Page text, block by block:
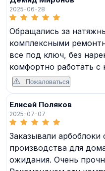
2025-06-28
Обращались за
комплексными
все под ключ, без
комфортно работать с
Пожаловаться
Елисей Поляков
2025-07-07
Заказывали арбоблоки
производства для
ожидания. Очень